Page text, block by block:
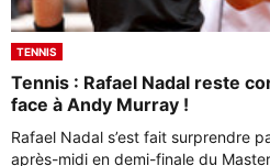
TENNIS
Tennis : Rafael Nadal reste
face à Andy Murray !
Rafael Nadal s’est fait surprendre
après-midi en demi-finale du